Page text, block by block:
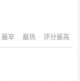
最早 最热 评分最高